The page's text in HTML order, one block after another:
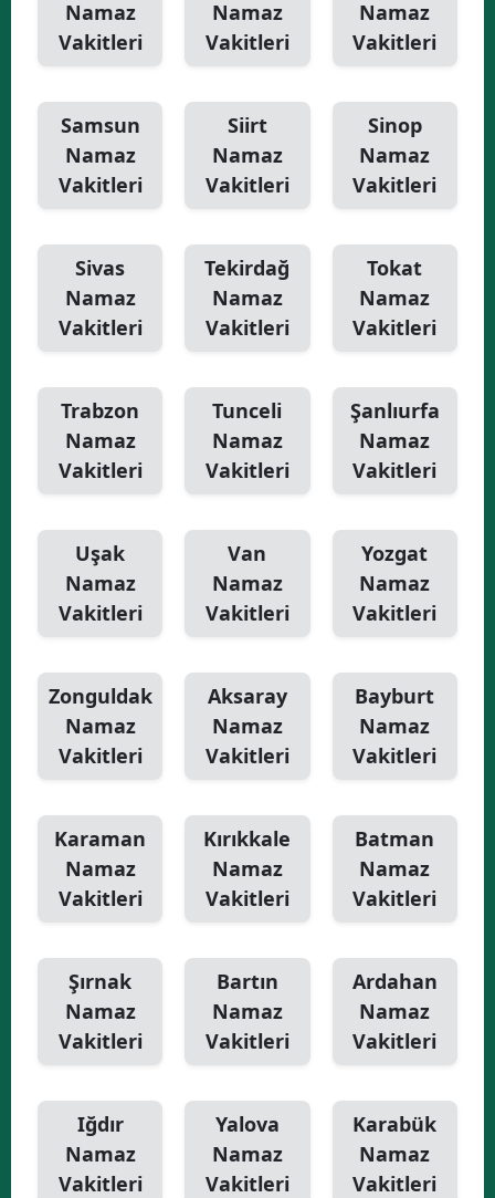
Namaz
Vakitleri
Namaz
Vakitleri
Namaz
Vakitleri
Samsun
Namaz
Vakitleri
Siirt
Namaz
Vakitleri
Sinop
Namaz
Vakitleri
Sivas
Namaz
Vakitleri
Tekirdağ
Namaz
Vakitleri
Tokat
Namaz
Vakitleri
Trabzon
Namaz
Vakitleri
Tunceli
Namaz
Vakitleri
Şanlıurfa
Namaz
Vakitleri
Uşak
Namaz
Vakitleri
Van
Namaz
Vakitleri
Yozgat
Namaz
Vakitleri
Zonguldak
Namaz
Vakitleri
Aksaray
Namaz
Vakitleri
Bayburt
Namaz
Vakitleri
Karaman
Namaz
Vakitleri
Kırıkkale
Namaz
Vakitleri
Batman
Namaz
Vakitleri
Şırnak
Namaz
Vakitleri
Bartın
Namaz
Vakitleri
Ardahan
Namaz
Vakitleri
Iğdır
Namaz
Vakitleri
Yalova
Namaz
Vakitleri
Karabük
Namaz
Vakitleri